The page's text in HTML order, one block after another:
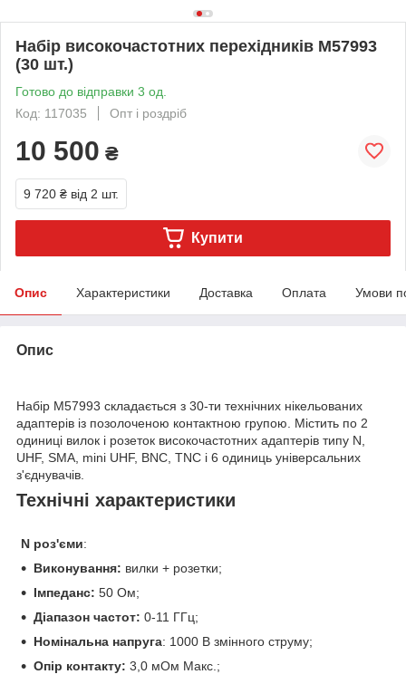
Набір високочастотних перехідників M57993
(30 шт.)
Готово до відправки 3 од.
Код: 117035
Опт і роздріб
10 500 ₴
9 720 ₴ від 2 шт.
Купити
Опис Характеристики Доставка Оплата Умови
Опис
Набір M57993 складається з 30-ти технічних нікельованих
адаптерів із позолоченою контактною групою. Містить по 2
одиниці вилок і розеток високочастотних адаптерів типу N,
UHF, SMA, mini UHF, BNC, TNC і 6 одиниць універсальних
з'єднувачів.
Технічні характеристики
N роз'єми:
Виконування: вилки + розетки;
Імпеданс: 50 Ом;
Діапазон частот: 0-11 ГГц;
Номінальна напруга: 1000 В змінного струму;
Опір контакту: 3,0 мОм Макс.;